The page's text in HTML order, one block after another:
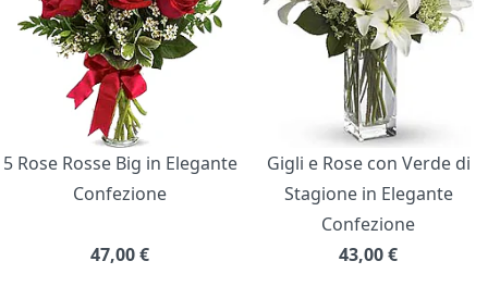
5 Rose Rosse Big in Elegante
Confezione
47,00€
Gigli e Rose con Verde di
Stagione in Elegante
Confezione
43,00€